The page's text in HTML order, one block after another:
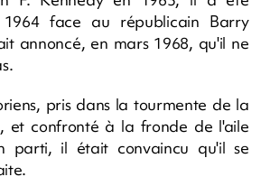
face au républicain Barry
annoncé, en mars 1968, qu'il ne
pris dans la tourmente de la
et confronté à la fronde de l'aile
parti, il était convaincu qu'il se